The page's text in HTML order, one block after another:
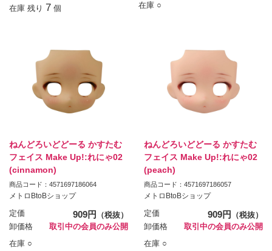
在庫 残り 7 個
在庫 ○
ねんどろいどどーる かすたむ
フェイス Make Up!:れにゃ02
(cinnamon)
商品コード：4571697186064
メトロBtoBショップ
定価 909円
（税抜）
卸価格
取引中の会員のみ公開
在庫 ○
ねんどろいどどーる かすたむ
フェイス Make Up!:れにゃ02
(peach)
商品コード：4571697186057
メトロBtoBショップ
定価 909円
（税抜）
卸価格
取引中の会員のみ公開
在庫 ○